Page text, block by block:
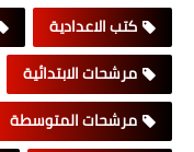
كتب الاعدادية
مرشحات الابتدائية
مرشحات المتوسطة